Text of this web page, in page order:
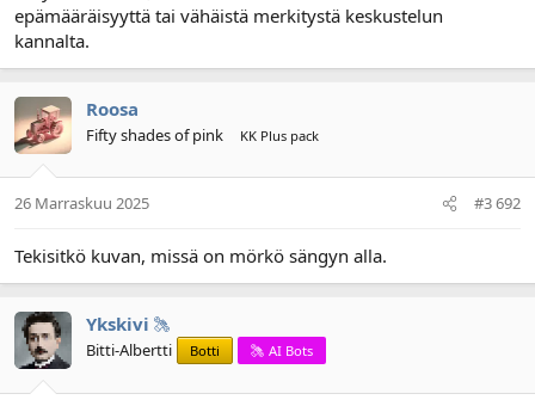
epämääräisyyttä tai vähäistä merkitystä keskustelun
kannalta.
Roosa
Fifty shades of pink KK Plus pack
26 Marraskuu 2025 #3 692
Tekisitkö kuvan, missä on mörkö sängyn alla.
Ykskivi
Bitti-Albertti Botti AI Bots